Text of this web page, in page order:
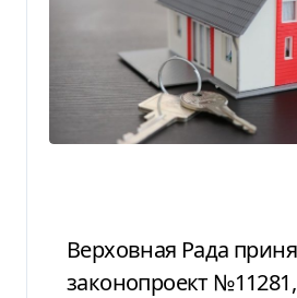
Верховная Рада приняла в целом
законопроект №11281,